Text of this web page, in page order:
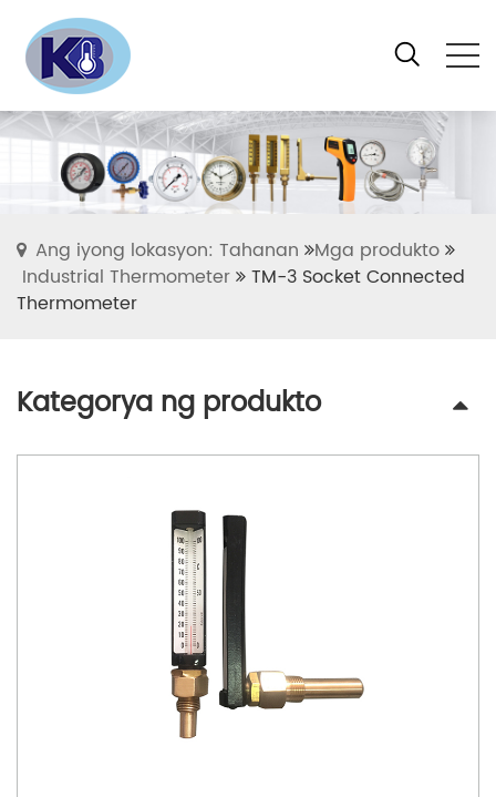
Ang iyong lokasyon: Tahanan
Mga produkto
Industrial Thermometer
TM-3 Socket Connected
Thermometer
Kategorya ng produkto